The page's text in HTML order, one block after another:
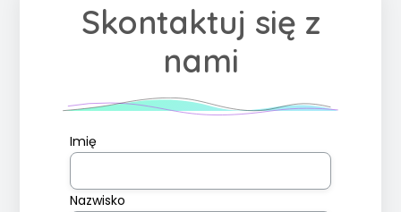
Skontaktuj się z
nami
Imię
Nazwisko